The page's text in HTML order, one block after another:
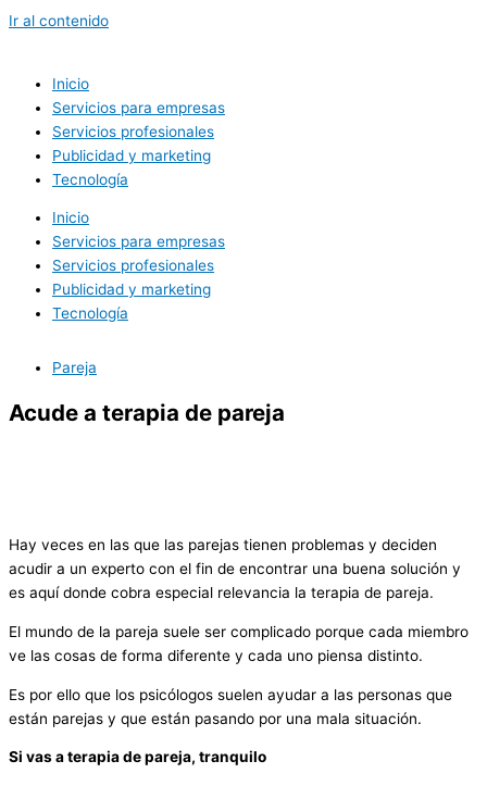
Ir al contenido
Inicio
Servicios para empresas
Servicios profesionales
Publicidad y marketing
Tecnología
Inicio
Servicios para empresas
Servicios profesionales
Publicidad y marketing
Tecnología
Pareja
Acude a terapia de pareja
Hay veces en las que las parejas tienen problemas y deciden
acudir a un experto con el fin de encontrar una buena solución y
es aquí donde cobra especial relevancia la terapia de pareja.
El mundo de la pareja suele ser complicado porque cada miembro
ve las cosas de forma diferente y cada uno piensa distinto.
Es por ello que los psicólogos suelen ayudar a las personas que
están parejas y que están pasando por una mala situación.
Si vas a terapia de pareja, tranquilo